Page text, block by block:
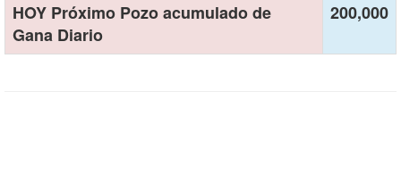
HOY Próximo Pozo acumulado de
Gana Diario
200,000